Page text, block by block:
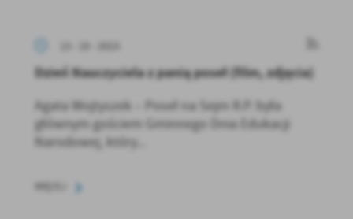
Dzień Nauczyciela z panią poseł (film, zdjęcia)
Agata Wojtyszek – Poseł na Sejm R.P. była
głównym gościem Gminnego Dnia Edukacji
Narodowej, który...